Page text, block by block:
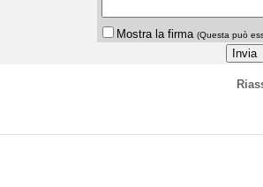
Mostra la firma (Questa può